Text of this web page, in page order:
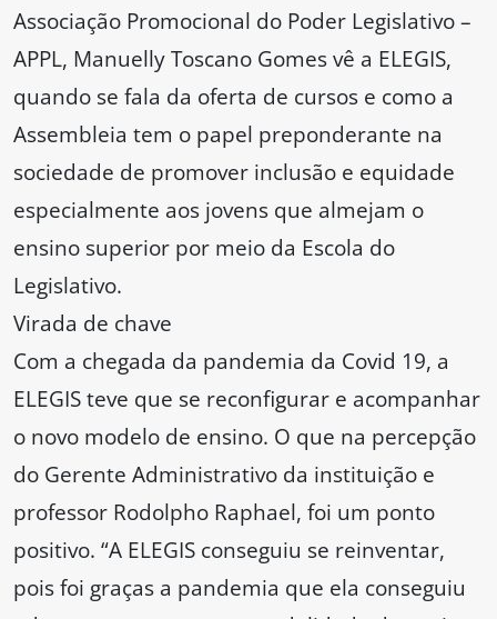
Associação Promocional do Poder Legislativo –
APPL, Manuelly Toscano Gomes vê a ELEGIS,
quando se fala da oferta de cursos e como a
Assembleia tem o papel preponderante na
sociedade de promover inclusão e equidade
especialmente aos jovens que almejam o
ensino superior por meio da Escola do
Legislativo.
Virada de chave
Com a chegada da pandemia da Covid 19, a
ELEGIS teve que se reconfigurar e acompanhar
o novo modelo de ensino. O que na percepção
do Gerente Administrativo da instituição e
professor Rodolpho Raphael, foi um ponto
positivo. “A ELEGIS conseguiu se reinventar,
pois foi graças a pandemia que ela conseguiu